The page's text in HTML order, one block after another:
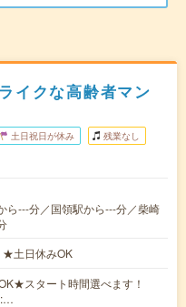
イクな高齢者マン
土日祝日が休み 残業なし
ら---分／国領駅から---分／柴崎
土日休みOK
スタート時間選べます！